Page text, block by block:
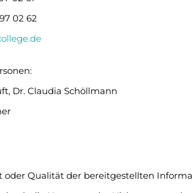
02 62
Dr. Claudia Schöllmann
Qualität der bereitgestellten